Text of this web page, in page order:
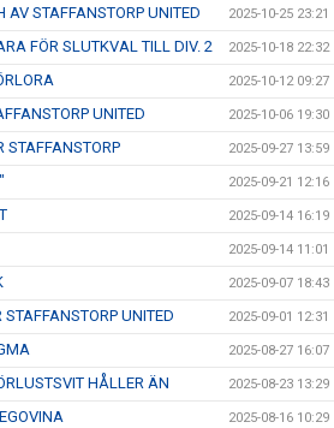
AV STAFFANSTORP UNITED 2025-10-25 23:21
FÖR SLUTKVAL TILL DIV. 2 2025-10-18 22:32
2025-10-12 09:27
UNITED 2025-10-06 19:30
STAFFANSTORP 2025-09-27 13:59
2025-09-21 12:16
2025-09-14 16:19
2025-09-14 11:01
2025-09-07 18:43
STAFFANSTORP UNITED 2025-09-01 12:31
2025-08-27 16:07
HÅLLER ÄN 2025-08-23 13:29
2025-08-16 10:29